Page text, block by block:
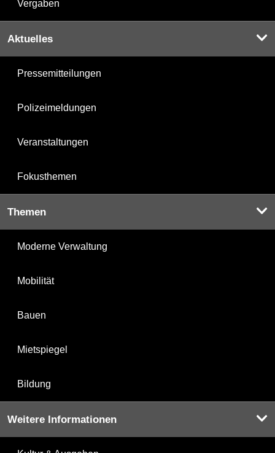
Vergaben
Aktuelles
Pressemitteilungen
Polizeimeldungen
Veranstaltungen
Fokusthemen
Themen
Moderne Verwaltung
Mobilität
Bauen
Mietspiegel
Bildung
Weitere Informationen